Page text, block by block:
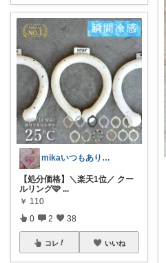
mikaいつもありがとうございます♡
【処分価格】＼楽天1位／ クー
ルリング🩷 ...
￥ 110
0 2 38
コレ いいね